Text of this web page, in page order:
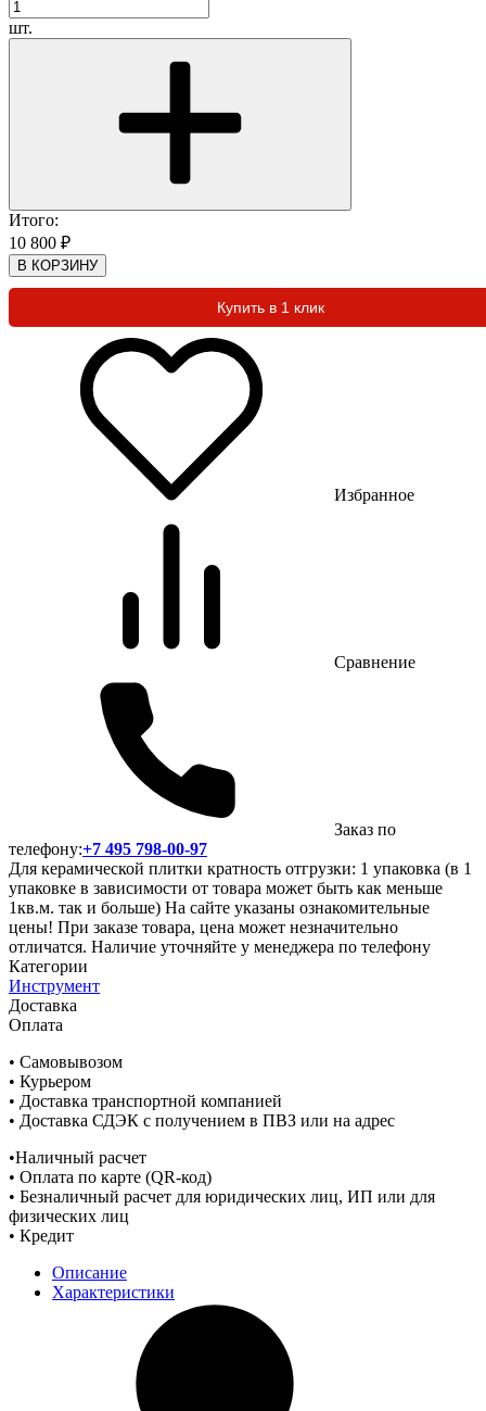
шт.
Итого:
10 800 ₽
В КОРЗИНУ
Купить в 1 клик
Избранное
Сравнение
Заказ по
телефону:+7 495 798-00-97
Для керамической плитки кратность отгрузки: 1 упаковка (в 1
упаковке в зависимости от товара может быть как меньше
1кв.м. так и больше) На сайте указаны ознакомительные
цены! При заказе товара, цена может незначительно
отличатся. Наличие уточняйте у менеджера по телефону
Категории
Инструмент
Доставка
Оплата
• Самовывозом
• Курьером
• Доставка транспортной компанией
• Доставка СДЭК с получением в ПВЗ или на адрес
•Наличный расчет
• Оплата по карте (QR-код)
• Безналичный расчет для юридических лиц, ИП или для
физических лиц
• Кредит
Описание
Характеристики